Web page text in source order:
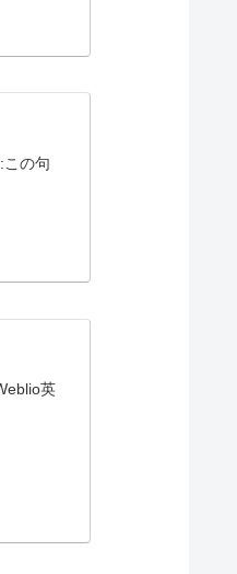
の句
英